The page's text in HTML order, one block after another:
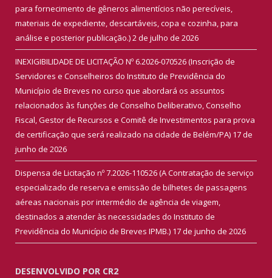
para fornecimento de gêneros alimentícios não perecíveis,
materiais de expediente, descartáveis, copa e cozinha, para
análise e posterior publicação.)2 de julho de 2026
INEXIGIBILIDADE DE LICITAÇÃO Nº 6.2026-070526 (Inscrição de
Servidores e Conselheiros do Instituto de Previdência do
Município de Breves no curso que abordará os assuntos
relacionados às funções de Conselho Deliberativo, Conselho
Fiscal, Gestor de Recursos e Comitê de Investimentos para prova
de certificação que será realizado na cidade de Belém/PA) 17 de
junho de 2026
Dispensa de Licitação nº 7.2026-110526 (A Contratação de serviço
especializado de reserva e emissão de bilhetes de passagens
aéreas nacionais por intermédio de agência de viagem,
destinados a atender às necessidades do Instituto de
Previdência do Município de Breves IPMB.) 17 de junho de 2026
DESENVOLVIDO POR CR2